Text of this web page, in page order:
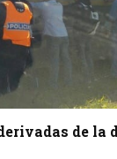
de la